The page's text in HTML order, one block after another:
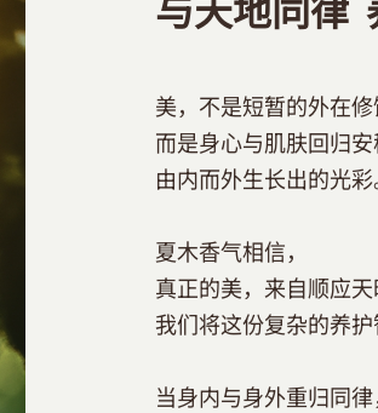
美，不是短暂的外在
而是身心与肌肤回归
由内而外生长出的光
夏木香气相信，
真正的美，来自顺应
我们将这份复杂的养
当身内与身外重归同